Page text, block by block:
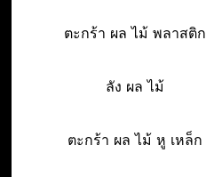
ตะกร้า ผล ไม้ พลาสติก
ลัง ผล ไม้
ตะกร้า ผล ไม้ หู เหล็ก